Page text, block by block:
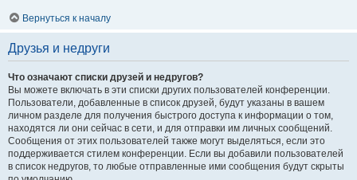
Вернуться к началу
Друзья и недруги
Что означают списки друзей и недругов?
Вы можете включать в эти списки других пользователей конференции.
Пользователи, добавленные в список друзей, будут указаны в вашем
личном разделе для получения быстрого доступа к информации о том,
находятся ли они сейчас в сети, и для отправки им личных сообщений.
Сообщения от этих пользователей также могут выделяться, если это
поддерживается стилем конференции. Если вы добавили пользователей
в список недругов, то любые отправленные ими сообщения будут скрыты